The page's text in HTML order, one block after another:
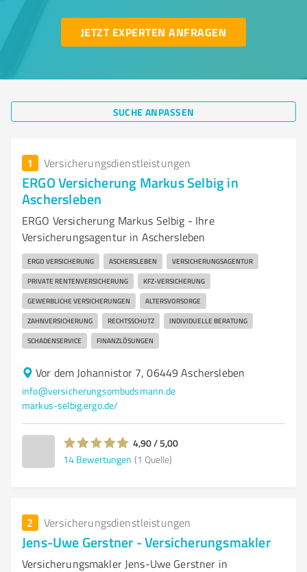
JETZT EXPERTEN ANFRAGEN
SUCHE ANPASSEN
1 Versicherungsdienstleistungen
ERGO Versicherung Markus Selbig in
Aschersleben
ERGO Versicherung Markus Selbig - Ihre
Versicherungsagentur in Aschersleben
ERGO VERSICHERUNG ASCHERSLEBEN VERSICHERUNGSAGENTUR
PRIVATE RENTENVERSICHERUNG KFZ-VERSICHERUNG
GEWERBLICHE VERSICHERUNGEN ALTERSVORSORGE
ZAHNVERSICHERUNG RECHTSSCHUTZ INDIVIDUELLE BERATUNG
SCHADENSERVICE FINANZLÖSUNGEN
Vor dem Johannistor 7, 06449 Aschersleben
info@versicherungsombudsmann.de
markus-selbig.ergo.de/
4,90 / 5,00
14 Bewertungen (1 Quelle)
2 Versicherungsdienstleistungen
Jens-Uwe Gerstner - Versicherungsmakler
Versicherungsmakler Jens-Uwe Gerstner in